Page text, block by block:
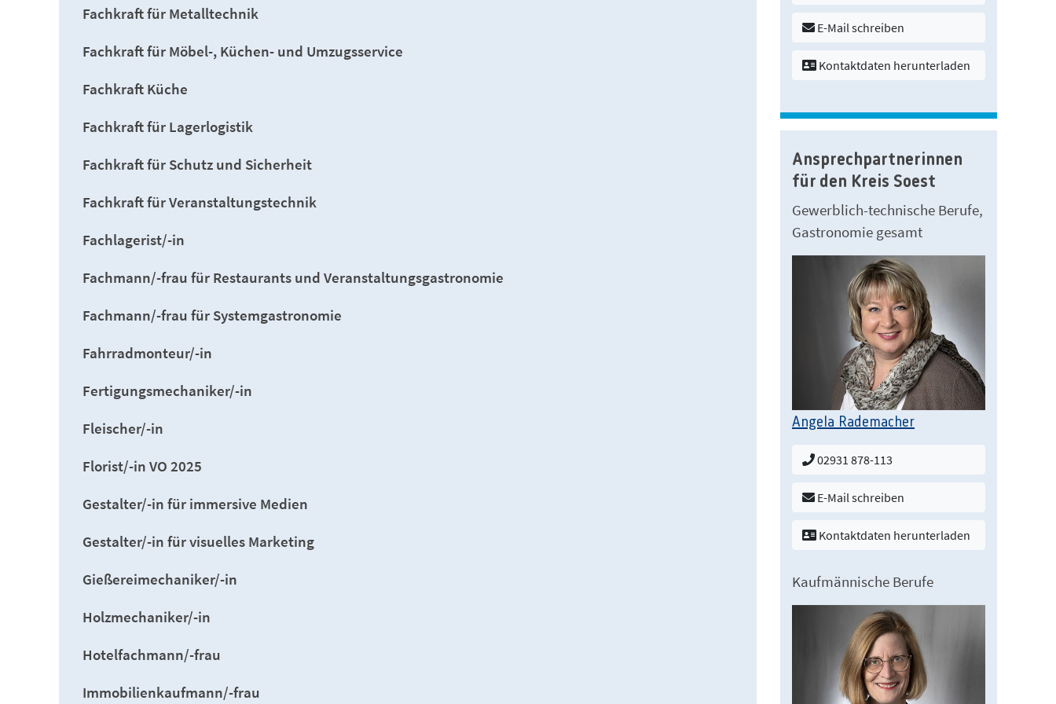
Fachkraft für Metalltechnik
Fachkraft für Möbel-, Küchen- und Umzugsservice
Fachkraft Küche
Fachkraft für Lagerlogistik
Fachkraft für Schutz und Sicherheit
Fachkraft für Veranstaltungstechnik
Fachlagerist/-in
Fachmann/-frau für Restaurants und Veranstaltungsgastronomie
Fachmann/-frau für Systemgastronomie
Fahrradmonteur/-in
Fertigungsmechaniker/-in
Fleischer/-in
Florist/-in VO 2025
Gestalter/-in für immersive Medien
Gestalter/-in für visuelles Marketing
Gießereimechaniker/-in
Holzmechaniker/-in
Hotelfachmann/-frau
Immobilienkaufmann/-frau
E-Mail schreiben
Kontaktdaten herunterladen
Ansprechpartnerinnen
für den Kreis Soest
Gewerblich-technische Berufe,
Gastronomie gesamt
Angela Rademacher
02931 878-113
E-Mail schreiben
Kontaktdaten herunterladen
Kaufmännische Berufe